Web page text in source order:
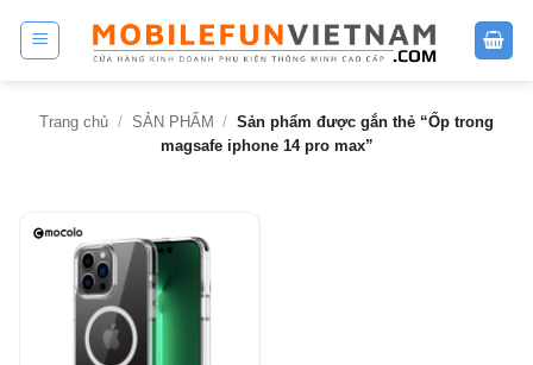
Trang chủ / SẢN PHẨM / Sản phẩm được gắn thẻ “Ốp trong
magsafe iphone 14 pro max”